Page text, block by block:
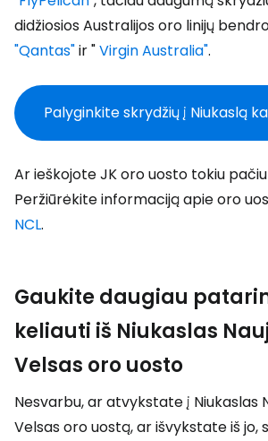
didžiosios Australijos oro linijų
"Qantas"ir "Virgin Australia".
Palyginkite skrydžių į Niukaslą
Ar ieškojote JK oro uosto tokiu
Peržiūrėkite informaciją apie oro
NCL.
Gaukite daugiau
keliauti iš Niukaslas
Velsas oro uosto
Nesvarbu, ar atvykstate į Niukaslas
Velsas oro uostą, ar išvykstate iš jo,